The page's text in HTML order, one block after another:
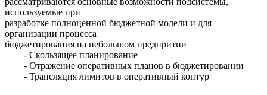
используемые при
разработке полноценной бюджетной модели и для
организации процесса
бюджетирования на небольшом предпритии
- Скользящее планирование
- Отражение оперативных планов в бюджетировании
- Трансляция лимитов в оперативный контур